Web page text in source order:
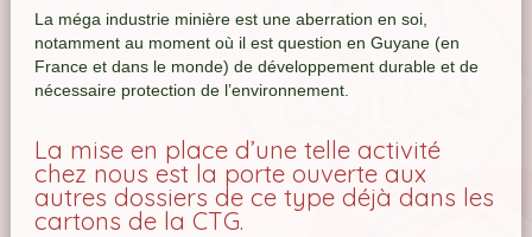
La méga industrie minière est une aberration en soi,
notamment au moment où il est question en Guyane (en
France et dans le monde) de développement durable et de
nécessaire protection de l’environnement.
La mise en place d’une telle activité
chez nous est la porte ouverte aux
autres dossiers de ce type déjà dans les
cartons de la CTG.